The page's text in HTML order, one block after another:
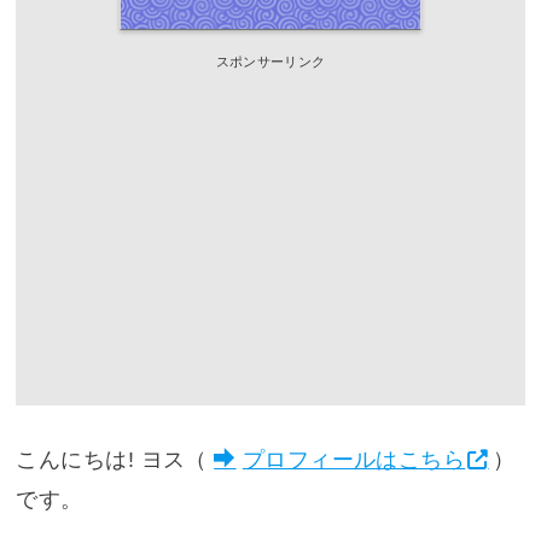
スポンサーリンク
こんにちは! ヨス（ プロフィールはこちら
）
です。